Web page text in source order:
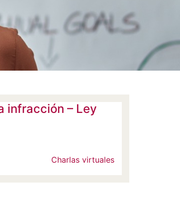
infracción – Ley
Charlas virtuales